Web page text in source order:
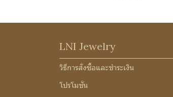
LNI Jewelry
วิธีการสั่งซื้อและชำระเงิน
โปรโมชั่น